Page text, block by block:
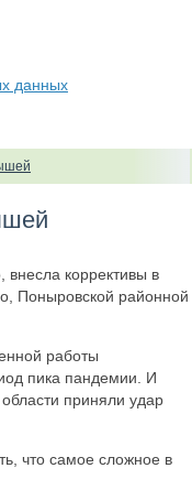
внесла коррективы в
Поныровской районной
работы
пика пандемии. И
приняли удар
что самое сложное в